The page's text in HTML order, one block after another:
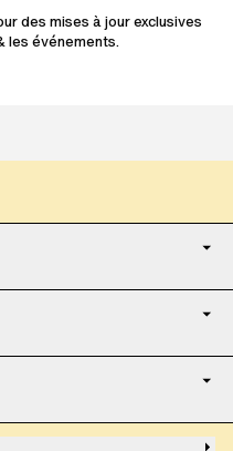
des mises à jour exclusives
les événements.